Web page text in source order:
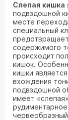
Слепая кишка
подвздошной
месте
специальный
содержимого
происходит
кишок.
кишки
вхождения
подвздошной
имеет